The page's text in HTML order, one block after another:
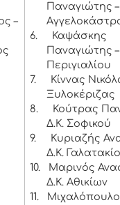
–
Παναγιώτης –
6.
Καψάσκης
Παναγιώτης –
Περιγιαλίου
7.
Κίννας
Ξυλοκέριζας
8.
Κούτρας
Δ.Κ. Σοφικού
9.
Κυριαζής
Δ.Κ.
10.
Μαρινός
Δ.Κ. Αθικίων
11.